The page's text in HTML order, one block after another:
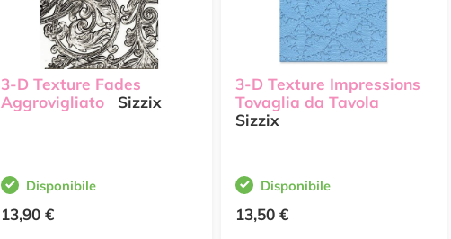
3-D Texture Fades
Aggrovigliato
Sizzix
Disponibile
13,90 €
3-D Texture Impressions
Tovaglia da Tavola
Sizzix
Disponibile
13,50 €